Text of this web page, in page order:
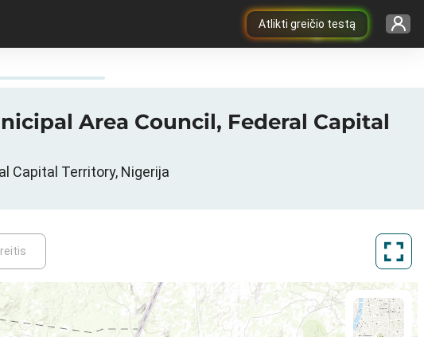
Atlikti greičio testą
Area Council, Federal Capital
Capital Territory, Nigerija